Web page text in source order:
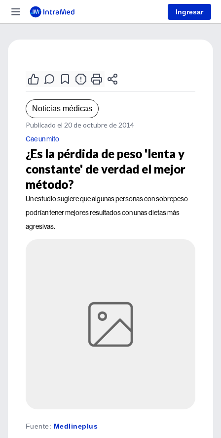
Ingresar
Noticias médicas
Publicado el 20 de octubre de 2014
Cae un mito
¿Es la pérdida de peso 'lenta y
constante' de verdad el mejor
método?
Un estudio sugiere que algunas personas con sobrepeso
podrían tener mejores resultados con unas dietas más
agresivas.
Fuente: Medlineplus